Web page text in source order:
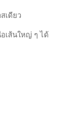
เดียว
เส้นใหญ่ ๆ ได้